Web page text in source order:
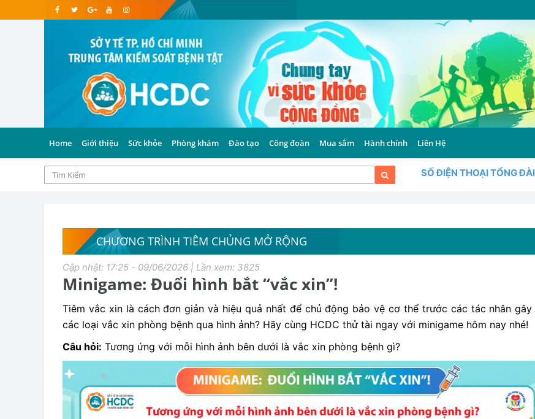
Home Giới thiệu Sức khỏe Phòng khám Đào tạo Công đoàn Mua sắm Hành chính Liên Hệ
SỐ ĐIỆN THOẠI TỔNG ĐÀI
CHƯƠNG TRÌNH TIÊM CHỦNG MỞ RỘNG
Cập nhật: 17:25 - 09/06/2026 | Lần xem: 3825
Minigame: Đuổi hình bắt “vắc xin”!
Tiêm vắc xin là cách đơn giản và hiệu quả nhất để chủ động bảo vệ cơ thể trước các tác nhân
các loại vắc xin phòng bệnh qua hình ảnh? Hãy cùng HCDC thử tài ngay với minigame hôm nay nhé!
Câu hỏi: Tương ứng với mỗi hình ảnh bên dưới là vắc xin phòng bệnh gì?